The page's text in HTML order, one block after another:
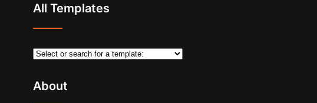
All Templates
About